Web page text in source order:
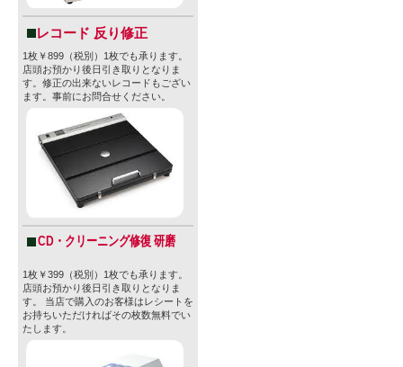
レコード 反り修正
1枚￥899（税別）1枚でも承ります。
店頭お預かり後日引き取りとなりま
す。修正の出来ないレコードもござい
ます。事前にお問合せください。
CD・クリーニング修復 研磨
1枚￥399（税別）1枚でも承ります。
店頭お預かり後日引き取りとなりま
す。 当店で購入のお客様はレシートを
お持ちいただければその枚数無料でい
たします。